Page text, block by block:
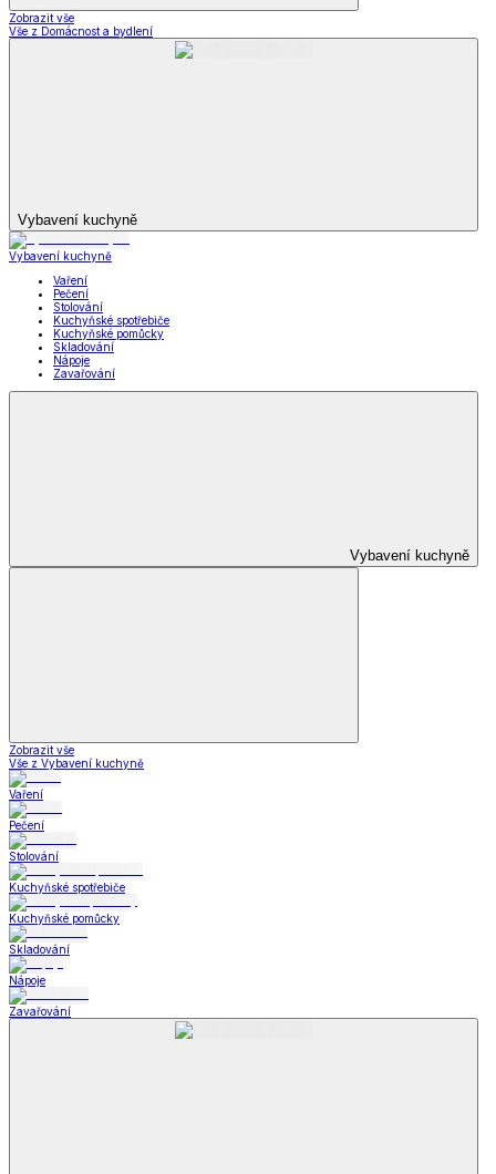
Zobrazit vše
Vše z Domácnost a bydlení
Vybavení kuchyně
Vybavení kuchyně
Vaření
Pečení
Stolování
Kuchyňské spotřebiče
Kuchyňské pomůcky
Skladování
Nápoje
Zavařování
Vybavení kuchyně
Zobrazit vše
Vše z Vybavení kuchyně
Vaření
Pečení
Stolování
Kuchyňské spotřebiče
Kuchyňské pomůcky
Skladování
Nápoje
Zavařování